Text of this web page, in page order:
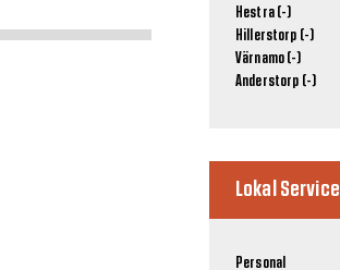
Hestra (-)
Hillerstorp (-)
Värnamo (-)
Anderstorp (-)
Lokal Service
Personal